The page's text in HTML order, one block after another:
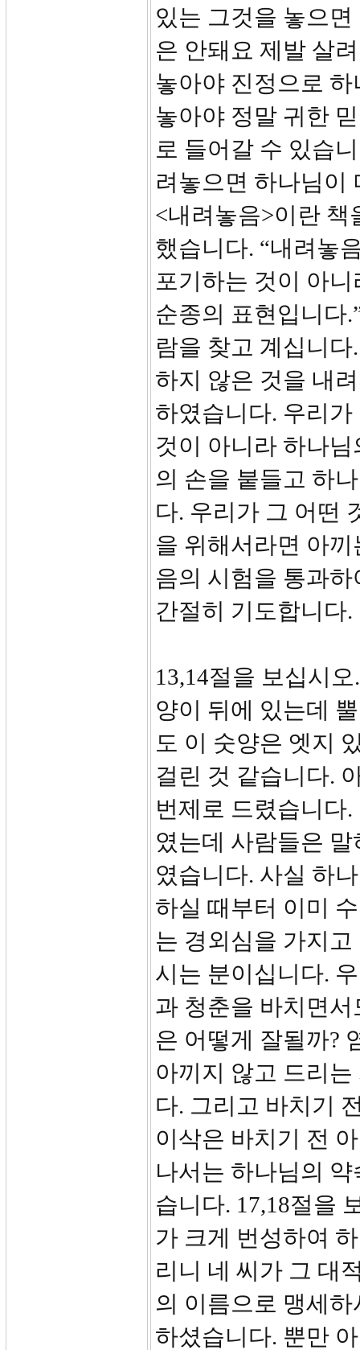
있는 그것을 놓으
은 안돼요 제발 살
놓아야 진정으로
놓아야 정말 귀한
로 들어갈 수 있습
려놓으면 하나님이
<내려놓음>이란 책
했습니다. “내려놓
포기하는 것이 아
순종의 표현입니다
람을 찾고 계십니
하지 않은 것을 내
하였습니다. 우리
것이 아니라 하나
의 손을 붙들고 하
다. 우리가 그 어떤
을 위해서라면 아
음의 시험을 통과
간절히 기도합니다.
13,14절을 보십시
양이 뒤에 있는데
도 이 숫양은 엣지
걸린 것 같습니다.
번제로 드렸습니다.
였는데 사람들은 말
였습니다. 사실 하
하실 때부터 이미
는 경외심을 가지
시는 분이십니다.
과 청춘을 바치면
은 어떻게 잘될까?
아끼지 않고 드리
다. 그리고 바치기
이삭은 바치기 전
나서는 하나님의
습니다. 17,18절을
가 크게 번성하여
리니 네 씨가 그 대
의 이름으로 맹세
하셨습니다. 뿐만